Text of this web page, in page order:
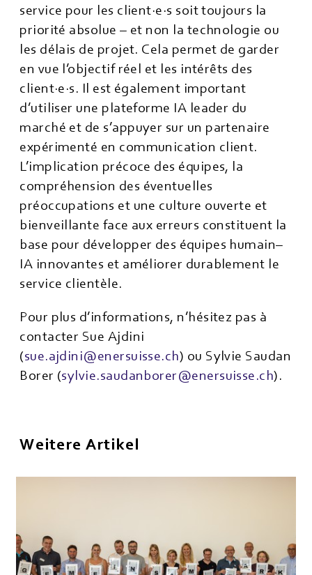
service pour les client·e·s soit toujours la
priorité absolue – et non la technologie ou
les délais de projet. Cela permet de garder
en vue l’objectif réel et les intérêts des
client·e·s. Il est également important
d’utiliser une plateforme IA leader du
marché et de s’appuyer sur un partenaire
expérimenté en communication client.
L’implication précoce des équipes, la
compréhension des éventuelles
préoccupations et une culture ouverte et
bienveillante face aux erreurs constituent la
base pour développer des équipes humain–
IA innovantes et améliorer durablement le
service clientèle.
Pour plus d’informations, n’hésitez pas à
contacter Sue Ajdini
(sue.ajdini@enersuisse.ch) ou Sylvie Saudan
Borer (sylvie.saudanborer@enersuisse.ch).
Weitere Artikel